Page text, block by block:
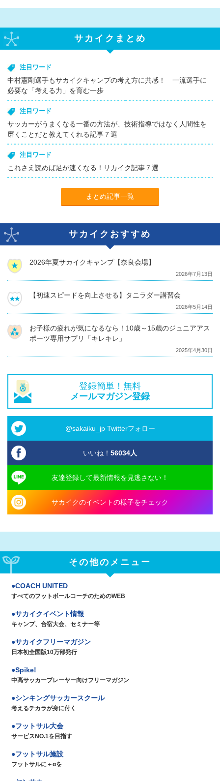
サカイクまとめ
注目ワード
中村憲剛選手もサカイクキャンプの考え方に共感！ 一流選手に
必要な「考える力」を育む一歩
注目ワード
サッカーがうまくなる一番の方法が、技術指導ではなく人間性を
磨くことだと教えてくれる記事７選
注目ワード
これさえ読めば足が速くなる！サカイク記事７選
まとめ記事一覧
サカイクおすすめ
2026年夏サカイクキャンプ【奈良会場】
2026年7月13日
【初速スピードを向上させる】タニラダー講習会
2026年5月14日
お子様の疲れが気になるなら！10歳～15歳のジュニアアス
ポーツ専用サプリ「キレキレ」
2025年4月30日
登録簡単！無料
メールマガジン登録
@sakaiku_jp Twitterフォロー
いいね！ 56034人
友達登録して最新情報を見逃さない！
サカイクのイベントの様子をチェック
その他のメニュー
COACH UNITED
すべてのフットボールコーチのためのWEB
サカイクイベント情報
キャンプ、合宿大会、セミナー等
サカイクフリーマガジン
日本初全国版10万部発行
Spike!
中高サッカープレーヤー向けフリーマガジン
シンキングサッカースクール
考えるチカラが身に付く
フットサル大会
サービスNO.1を目指す
フットサル施設
フットサルに＋αを